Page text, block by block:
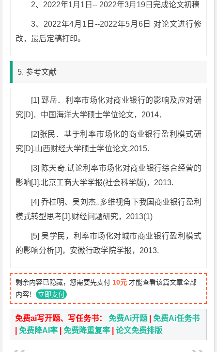
2、2022年1月1日-- 2022年3月19日完成论文初稿
3、2022年4月1日--2022年5月6日 对论文进行修
改，最后定稿打印。
5. 参考文献
[1] 郅岳．利率市场化对商业银行的影响及应对研
究[D]．中国海洋大学硕士学位论文，2014．
[2]张民．基于利率市场化的商业银行盈利模式研
究[D].山西财经大学硕士学位论文,2015.
[3] 陈天奇.试论利率市场化对商业银行综合经营的
影响[J].北京工商大学学报(社会科学版)，2013.
[4] 乔桂明、吴刘杰..多维视角下我国商业银行盈利
模式转型思考[J].财经问题研究，2013(1)
[5] 吴学民，利率市场化对城市商业银行盈利模式
的影响分析[J]，安徽行政学院学报，2013.
剩余内容已隐藏，您需要先支付 10元 才能查看该篇文章全部
内容！ 立即支付
免费ai写开题、写任务书：免费Ai开题 |免费Ai任务书
|免费降AI率 |免费降重复率 |论文免费排版